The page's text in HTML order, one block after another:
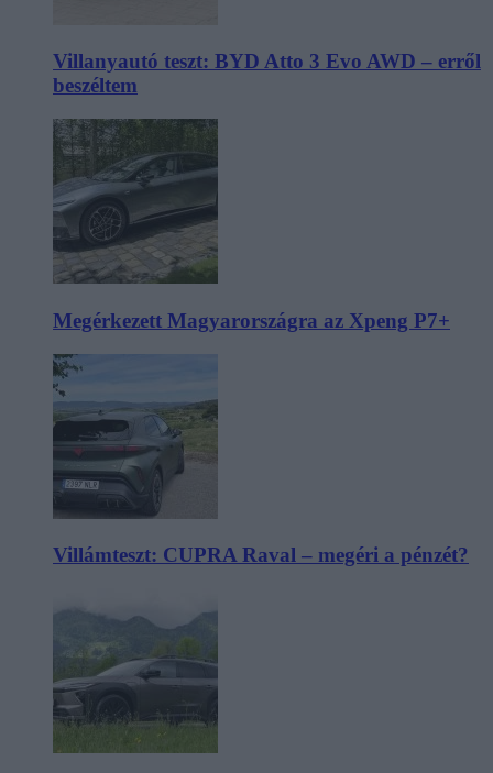
Villanyautó teszt: BYD Atto 3 Evo AWD – erről
beszéltem
Megérkezett Magyarországra az Xpeng P7+
Villámteszt: CUPRA Raval – megéri a pénzét?